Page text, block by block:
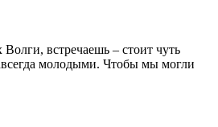
встречаешь – стоит чуть
молодыми. Чтобы мы могли